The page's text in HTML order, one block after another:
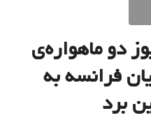
دو ماهواره‌ی
فرانسه به
برد